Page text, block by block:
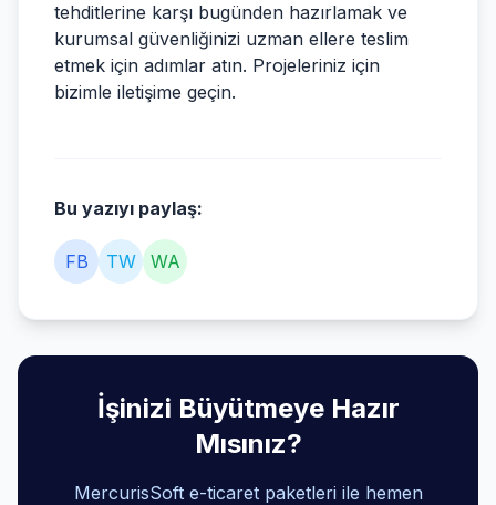
tehditlerine karşı bugünden hazırlamak ve
kurumsal güvenliğinizi uzman ellere teslim
etmek için adımlar atın. Projeleriniz için
bizimle iletişime geçin.
Bu yazıyı paylaş:
FB TW WA
İşinizi Büyütmeye Hazır
Mısınız?
MercurisSoft e-ticaret paketleri ile hemen